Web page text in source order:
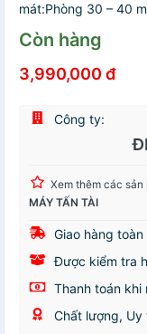
mát:Phòng 30 – 40
Còn hàng
3,990,000 đ
Công ty:
Xem thêm các sản
MÁY TẤN TÀI
Giao hàng toàn
Được kiểm tra
Thanh toán khi
Chất lượng, Uy